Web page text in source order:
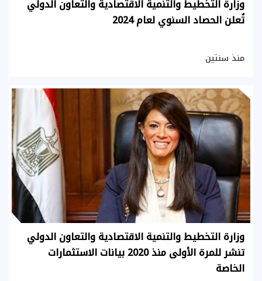
وزارة التخطيط والتنمية الاقتصادية والتعاون الدولي
تُعلن الحصاد السنوي لعام 2024
منذ سنتين
وزارة التخطيط والتنمية الاقتصادية والتعاون الدولي
تنشر للمرة الأولى منذ 2020 بيانات الاستثمارات
الخاصة